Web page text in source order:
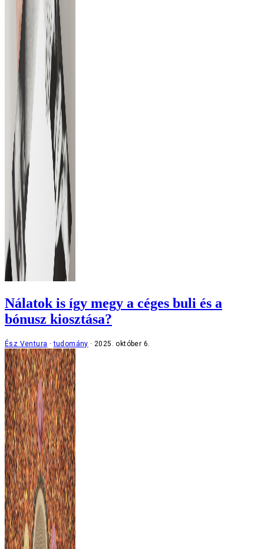
Nálatok is így megy a céges buli és a
bónusz kiosztása?
Ész Ventura tudomány 2025. október 6.